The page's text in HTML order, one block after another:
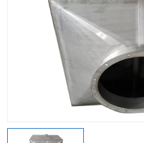
不锈钢扁钢